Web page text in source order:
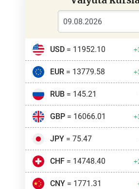
USD= 11952.10
EUR= 13779.58
RUB= 145.21
GBP= 16066.01
JPY= 75.47
CHF= 14748.40
CNY= 1771.31